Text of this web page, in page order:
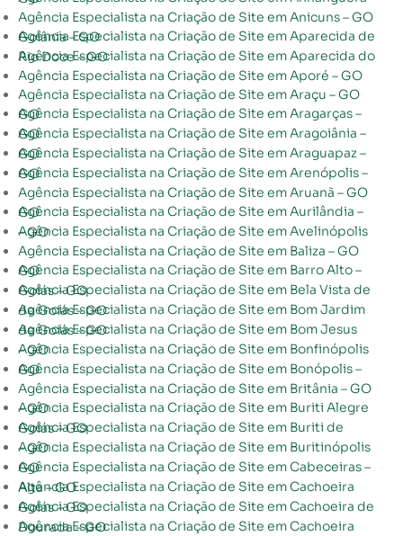
Agência Especialista na Criação de Site em Anicuns – GO
Agência Especialista na Criação de Site em Aparecida de Goiânia – GO
Agência Especialista na Criação de Site em Aparecida do Rio Doce – GO
Agência Especialista na Criação de Site em Aporé – GO
Agência Especialista na Criação de Site em Araçu – GO
Agência Especialista na Criação de Site em Aragarças – GO
Agência Especialista na Criação de Site em Aragoiânia – GO
Agência Especialista na Criação de Site em Araguapaz – GO
Agência Especialista na Criação de Site em Arenópolis – GO
Agência Especialista na Criação de Site em Aruanã – GO
Agência Especialista na Criação de Site em Aurilândia – GO
Agência Especialista na Criação de Site em Avelinópolis – GO
Agência Especialista na Criação de Site em Baliza – GO
Agência Especialista na Criação de Site em Barro Alto – GO
Agência Especialista na Criação de Site em Bela Vista de Goiás – GO
Agência Especialista na Criação de Site em Bom Jardim de Goiás – GO
Agência Especialista na Criação de Site em Bom Jesus de Goiás – GO
Agência Especialista na Criação de Site em Bonfinópolis – GO
Agência Especialista na Criação de Site em Bonópolis – GO
Agência Especialista na Criação de Site em Britânia – GO
Agência Especialista na Criação de Site em Buriti Alegre – GO
Agência Especialista na Criação de Site em Buriti de Goiás – GO
Agência Especialista na Criação de Site em Buritinópolis – GO
Agência Especialista na Criação de Site em Cabeceiras – GO
Agência Especialista na Criação de Site em Cachoeira Alta – GO
Agência Especialista na Criação de Site em Cachoeira de Goiás – GO
Agência Especialista na Criação de Site em Cachoeira Dourada – GO